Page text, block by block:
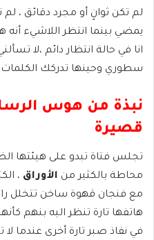
لم تكن ثوانٍ أو مجرد دقائق ،
يمضي بينما انتظر اللاشيء
انا في حالة انتظار دائم ،لا
سطوري وحينها تدركك الكلمات
نبذة من هوس
قصيرة
تجلس فتاة تبدو على هيئتها
محاطة بالكثير من الأوراق ،
مع فنجان قهوة ساخن تتخلل
هاتفها تارة تنظر اليه بنهم
في نفاذ صبر تارة أخرى عندما